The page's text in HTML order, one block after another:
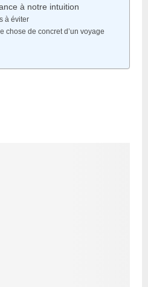
à notre intuition
à éviter
chose de concret d’un voyage